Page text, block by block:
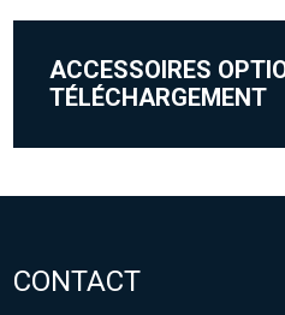
ACCESSOIRES
TÉLÉCHARGEMENT
CONTACT